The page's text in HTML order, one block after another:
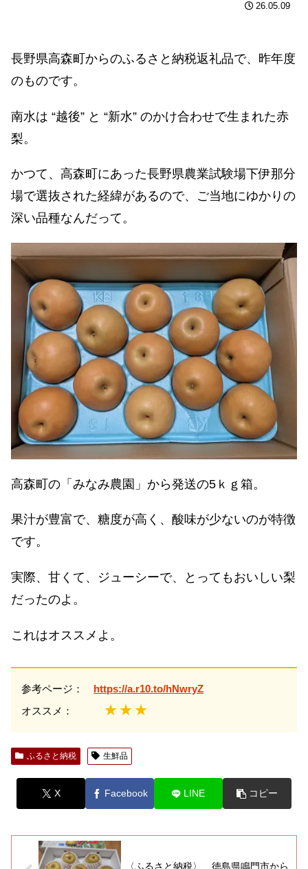
26.05.09
長野県高森町からのふるさと納税返礼品で、昨年度
のものです。
南水は “越後” と “新水” のかけ合わせで生まれた赤
梨。
かつて、高森町にあった長野県農業試験場下伊那分
場で選抜された経緯があるので、ご当地にゆかりの
深い品種なんだって。
高森町の「みなみ農園」から発送の5ｋｇ箱。
果汁が豊富で、糖度が高く、酸味が少ないのが特徴
です。
実際、甘くて、ジューシーで、とってもおいしい梨
だったのよ。
これはオススメよ。
参考ページ： https://a.r10.to/hNwryZ
オススメ： ★★★
ふるさと納税 生鮮品
X Facebook LINE コピー
〈ふるさと納税〉 徳島県鳴門市から